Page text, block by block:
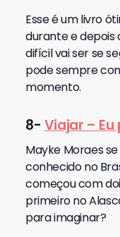
Esse é um livro
durante e depois
difícil vai ser se
pode sempre
momento.
8- Viajar – Eu
Mayke Moraes
conhecido no
começou com
primeiro no
para imaginar?